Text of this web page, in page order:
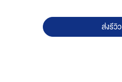
ส่งรีวิว